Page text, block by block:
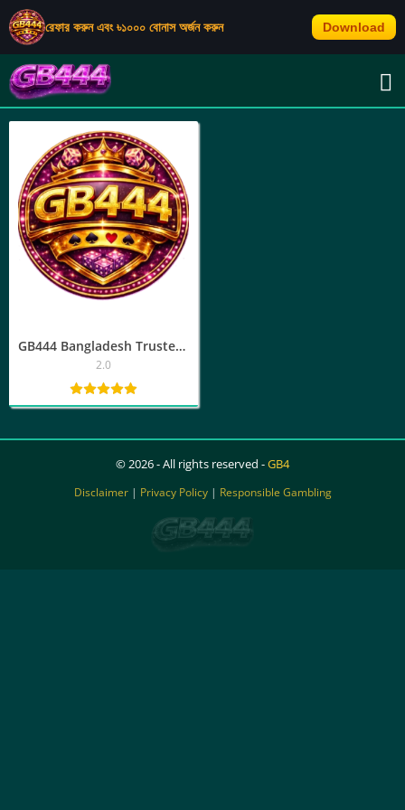
রেফার করুন এবং ৳১০০০ বোনাস অর্জন করুন Download
TAG: GB44 এখনই যোগ দিন
GB444 Bangladesh Trusted Platform | অ্যাপ ডাউনলোড, জিবি৪৪৪ লগইন
2.0
© 2026 - All rights reserved -GB4
Disclaimer| Privacy Policy| Responsible Gambling